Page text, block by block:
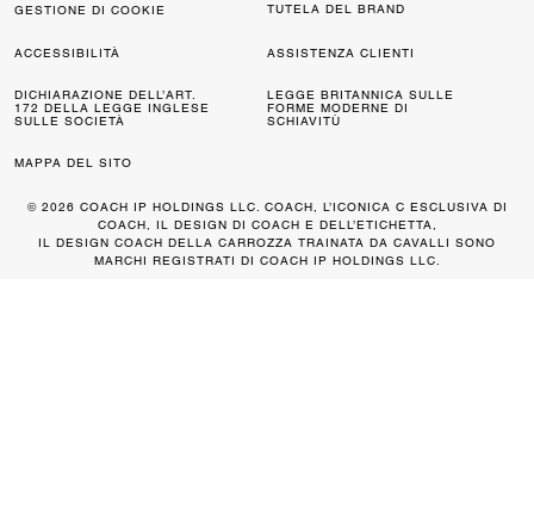
GESTIONE DI COOKIE TUTELA DEL BRAND
ACCESSIBILITÀ ASSISTENZA CLIENTI
DICHIARAZIONE DELL’ART.
172 DELLA LEGGE INGLESE
SULLE SOCIETÀ
LEGGE BRITANNICA SULLE
FORME MODERNE DI
SCHIAVITÙ
MAPPA DEL SITO
© 2026 COACH IP HOLDINGS LLC. COACH, L’ICONICA C ESCLUSIVA DI
COACH, IL DESIGN DI COACH E DELL’ETICHETTA,
IL DESIGN COACH DELLA CARROZZA TRAINATA DA CAVALLI SONO
MARCHI REGISTRATI DI COACH IP HOLDINGS LLC.